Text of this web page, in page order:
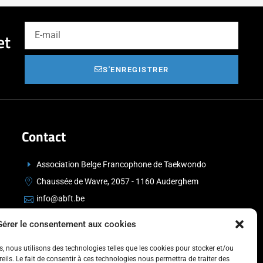
le consentement aux cookies
nous utilisons des technologies telles que les cookies pour stocker et/ou
Le fait de consentir à ces technologies nous permettra de traiter des
S'ENREGISTRER
Contact
Association Belge Francophone de Taekwondo
Chaussée de Wavre, 2057 - 1160 Auderghem
info@abft.be